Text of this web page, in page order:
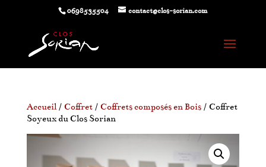
0698535504 contact@clos-sorian.com
Accueil/ Coffret/ Coffrets composés en Bois/ Coffret
Soyeux du Clos Sorian